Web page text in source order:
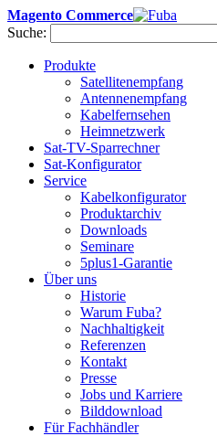
Magento Commerce
Suche:
Produkte
Satellitenempfang
Antennenempfang
Kabelfernsehen
Heimnetzwerk
Sat-TV-Sparrechner
Sat-Konfigurator
Service
Kabelkonfigurator
Produktarchiv
Downloads
Seminare
5plus1-Garantie
Über uns
Historie
Warum Fuba?
Nachhaltigkeit
Referenzen
Kontakt
Presse
Jobs und Karriere
Bilddownload
Für Fachhändler